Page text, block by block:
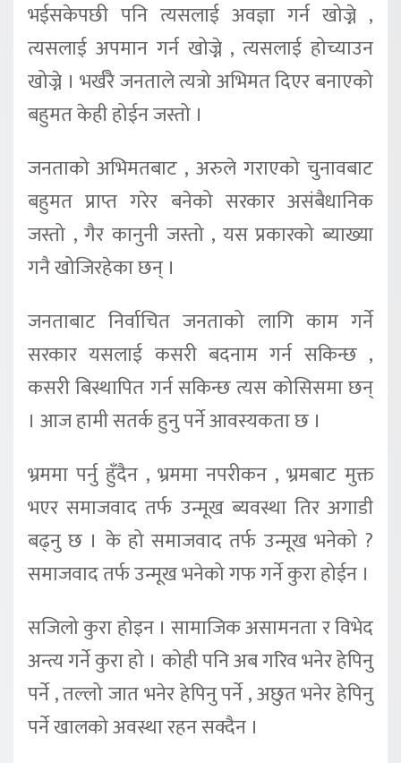
भईसकेपछी पनि त्यसलाई अवज्ञा गर्न खोज्ने ,
त्यसलाई अपमान गर्न खोज्ने , त्यसलाई होच्याउन
खोज्ने । भर्खरै जनताले त्यत्रो अभिमत दिएर बनाएको
बहुमत केही होईन जस्तो ।
जनताको अभिमतबाट , अरुले गराएको चुनावबाट
बहुमत प्राप्त गरेर बनेको सरकार असंबैधानिक
जस्तो , गैर कानुनी जस्तो , यस प्रकारको ब्याख्या
गनै खोजिरहेका छन् ।
जनताबाट निर्वाचित जनताको लागि काम गर्ने
सरकार यसलाई कसरी बदनाम गर्न सकिन्छ ,
कसरी बिस्थापित गर्न सकिन्छ त्यस कोसिसमा छन्
। आज हामी सतर्क हुनु पर्ने आवस्यकता छ ।
भ्रममा पर्नु हुँदैन , भ्रममा नपरीकन , भ्रमबाट मुक्त
भएर समाजवाद तर्फ उन्मूख ब्यवस्था तिर अगाडी
बढ्नु छ । के हो समाजवाद तर्फ उन्मूख भनेको ?
समाजवाद तर्फ उन्मूख भनेको गफ गर्ने कुरा होईन ।
सजिलो कुरा होइन । सामाजिक असामनता र विभेद
अन्त्य गर्ने कुरा हो । कोही पनि अब गरिव भनेर हेपिनु
पर्ने , तल्लो जात भनेर हेपिनु पर्ने , अछुत भनेर हेपिनु
पर्ने खालको अवस्था रहन सक्दैन ।